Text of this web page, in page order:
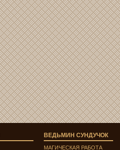
ВЕДЬМИН СУНДУЧОК
МАГИЧЕСКАЯ РАБОТА